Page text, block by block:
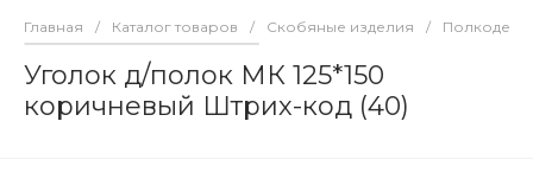
Главная / Каталог товаров / Скобяные изделия /
Уголок д/полок МК 125*150
коричневый Штрих-код (40)